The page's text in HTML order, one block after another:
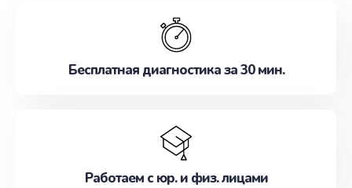
Бесплатная диагностика за 30 мин.
Работаем с юр. и физ. лицами